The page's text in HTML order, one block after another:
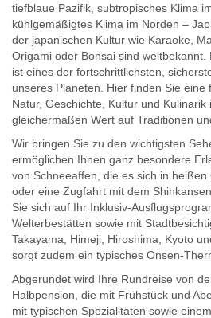
tiefblaue Pazifik, subtropisches Klima
kühlgemäßigtes Klima im Norden –
der japanischen Kultur wie Karaoke,
Origami oder Bonsai sind weltbekannt.
ist eines der fortschrittlichsten,
unseres Planeten. Hier finden Sie eine
Natur, Geschichte, Kultur und Kulinarik
gleichermaßen Wert auf Traditionen
Wir bringen Sie zu den wichtigsten
ermöglichen Ihnen ganz besondere
von Schneeaffen, die es sich in heißen
oder eine Zugfahrt mit dem
Sie sich auf Ihr Inklusiv-
Welterbestätten sowie mit
Takayama, Himeji, Hiroshima, Kyoto
sorgt zudem ein typisches Onsen-
Abgerundet wird Ihre Rundreise von
Halbpension, die mit Frühstück und
mit typischen Spezialitäten sowie